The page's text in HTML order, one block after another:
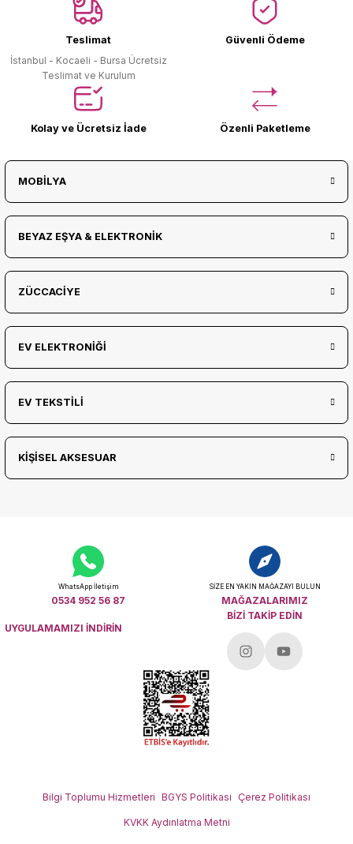
Teslimat
İstanbul - Kocaeli - Bursa Ücretsiz
Teslimat ve Kurulum
Güvenli Ödeme
Kolay ve Ücretsiz İade Özenli Paketleme
MOBİLYA
BEYAZ EŞYA & ELEKTRONİK
ZÜCCACİYE
EV ELEKTRONİĞİ
EV TEKSTİLİ
KİŞİSEL AKSESUAR
WhatsApp İletişim
0534 952 56 87
SİZE EN YAKIN MAĞAZAYI BULUN
MAĞAZALARIMIZ
UYGULAMAMIZI İNDİRİN
BİZİ TAKİP EDİN
Bilgi Toplumu Hizmetleri BGYS Politikası Çerez Politikası
KVKK Aydınlatma Metni